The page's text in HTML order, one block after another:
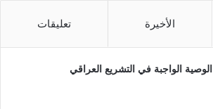
الأخيرة تعليقات
الوصية الواجبة في التشريع العراقي